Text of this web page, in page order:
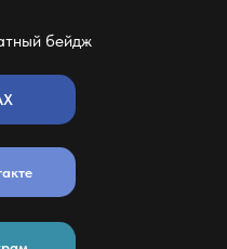
бейдж